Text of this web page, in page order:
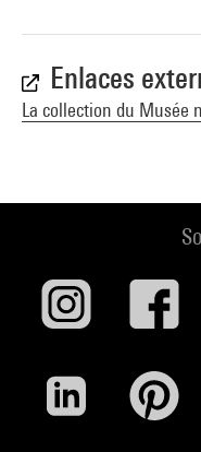
Enlaces
La collection du Musée